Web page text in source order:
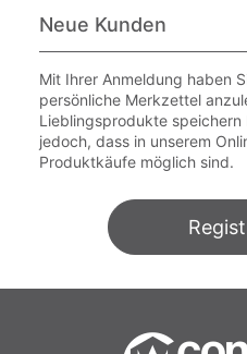
Neue Kunden
Mit Ihrer Anmeldung haben
persönliche Merkzettel
Lieblingsprodukte
jedoch, dass in unserem
Produktkäufe möglich sind.